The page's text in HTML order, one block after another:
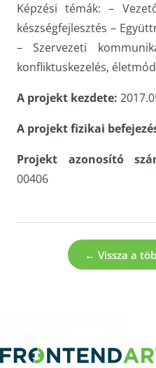
Képzési témák: –
készségfejlesztés –
– Szervezeti
konfliktuskezelés,
A projekt kezdete:
A projekt fizikai
Projekt azonosító
00406
← Vissza a